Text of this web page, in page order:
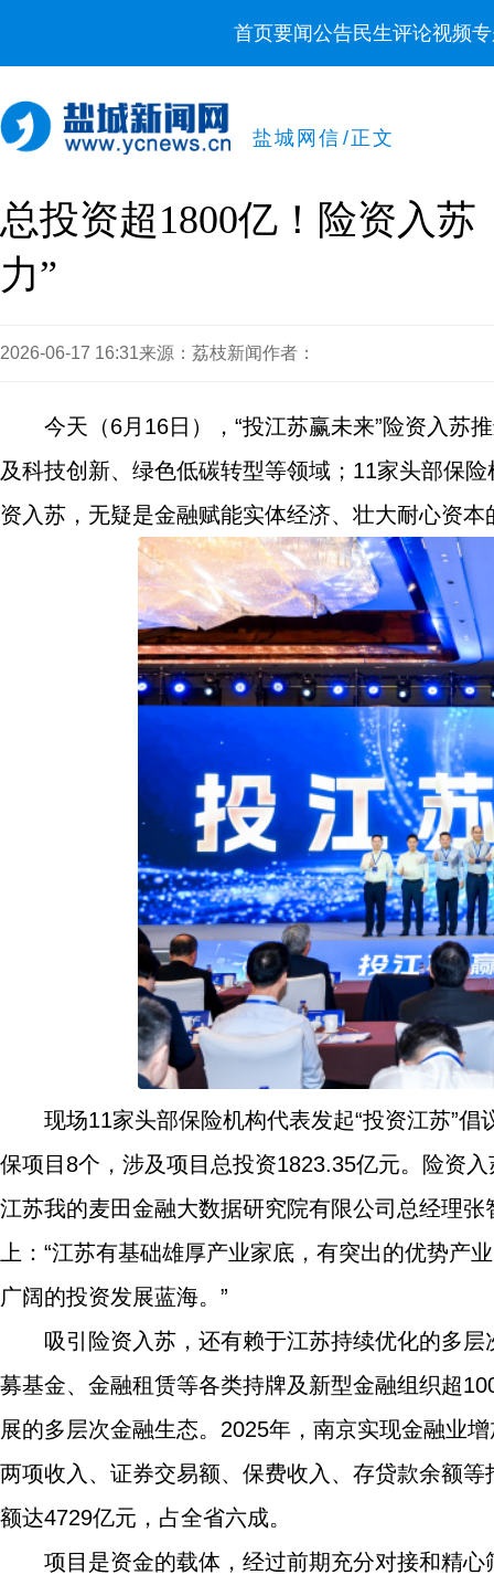
首页要闻公告民生评论视频
盐城网信 /正文
总投资超1800亿！险资入
力”
2026-06-17 16:31来源：荔枝新闻作者：
今天（6月16日），“投江苏赢未来”险资入苏
及科技创新、绿色低碳转型等领域；11家头部保
资入苏，无疑是金融赋能实体经济、壮大耐心资本
现场11家头部保险机构代表发起“投资江苏”
保项目8个，涉及项目总投资1823.35亿元。险资
江苏我的麦田金融大数据研究院有限公司总经理
上：“江苏有基础雄厚产业家底，有突出的优势
广阔的投资发展蓝海。”
吸引险资入苏，还有赖于江苏持续优化的多
募基金、金融租赁等各类持牌及新型金融组织超
展的多层次金融生态。2025年，南京实现金融业
两项收入、证券交易额、保费收入、存贷款余额
额达4729亿元，占全省六成。
项目是资金的载体，经过前期充分对接和精